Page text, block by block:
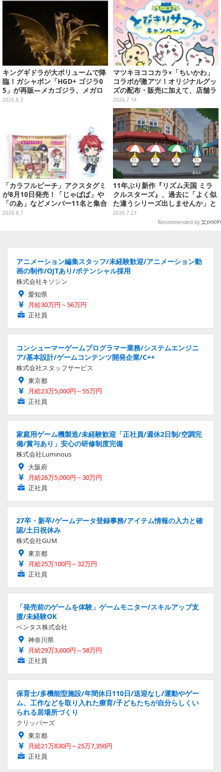
キングギドラが大ボリュームで降
臨！ガシャポン「HGD+ ゴジラ0
5」が再販―メカゴジラ、メガロ
なども揃った全4種
2026.8.3
マツキヨココカラ×「ちいかわ」
コラボが激アツ！オリジナルグッ
ズの配布・販売に加えて、店舗ラ
ッピングや”花火打ち上げ”まで盛
り沢山
2026.7.14
「カラフルピーチ」アクスタグミ
が8月10日発売！「じゃぱぱ」や
「のあ」などメンバー11名と集合
デザイン全15種、ボールチェーン
2026.8.7
11年ぶり新作『リズム天国 ミラ
クルスターズ』、過去に「よく似
た違うシリーズ出しませんか」と
の話もあった。つんく♂noteで心
境語り任天堂前社長の岩田聡につ
2026.7.23
Recommended by
アニメーション編集スタッフ/未経験歓迎/アニメーション動
画の制作/OJTあり/ポテンシャル採用
株式会社キソシン
愛知県
月給30万円～56万円
正社員
コンシューマーゲームプログラマー業務/システムエンジニ
ア/基本設計/ゲームコンテンツ開発企業/C++
株式会社スタッフサービス
東京都
月給23万5,000円～55万円
正社員
家庭用ゲーム機製造/未経験歓迎「正社員/週休2日制/空調完
備/賞与あり」安心の研修制度完備
株式会社Luminous
大阪府
月給26万5,000円～30万円
正社員
27卒・新卒/ゲームデータ登録事務/アイテム情報の入力と確
認/土日祝休み
株式会社GUM
東京都
月給25万100円～32万円
正社員
「発売前のゲームを体験」ゲームモニター/スキルアップ支
援/未経験OK
ベンタス株式会社
神奈川県
月給29万3,600円～58万円
正社員
保育士/多機能型施設/年間休日110日/送迎なし/運動やゲー
ム、工作などを取り入れた療育/子どもたちが自分らしくい
られる居場所づくり
クリッパーズ
東京都
月給21万830円～25万7,350円
正社員